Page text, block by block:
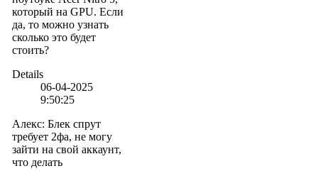
который на GPU. Если
да, то можно узнать
сколько это будет
стоить?
Details
06-04-2025
9:50:25
Алекс: Блек спрут
требует 2фа, не могу
зайти на свой аккаунт,
что делать